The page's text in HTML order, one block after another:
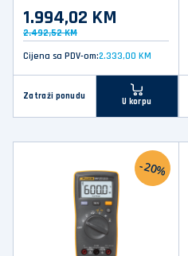
1.994,02 KM
2.492,52 KM
Cijena sa PDV-om:2.333,00 KM
Zatraži ponudu
U korpu
-20%